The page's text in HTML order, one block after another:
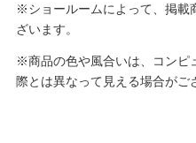
※ショールームによって、掲載
ざいます。
※商品の色や風合いは、コンピ
際とは異なって見える場合がご